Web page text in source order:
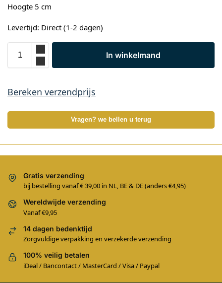
Hoogte 5 cm
Levertijd: Direct (1-2 dagen)
In winkelmand
Bereken verzendprijs
Vragen? we bellen u terug
Gratis verzending
bij bestelling vanaf € 39,00 in NL, BE & DE (anders €4,95)
Wereldwijde verzending
Vanaf €9,95
14 dagen bedenktijd
Zorgvuldige verpakking en verzekerde verzending
100% veilig betalen
iDeal / Bancontact / MasterCard / Visa / Paypal